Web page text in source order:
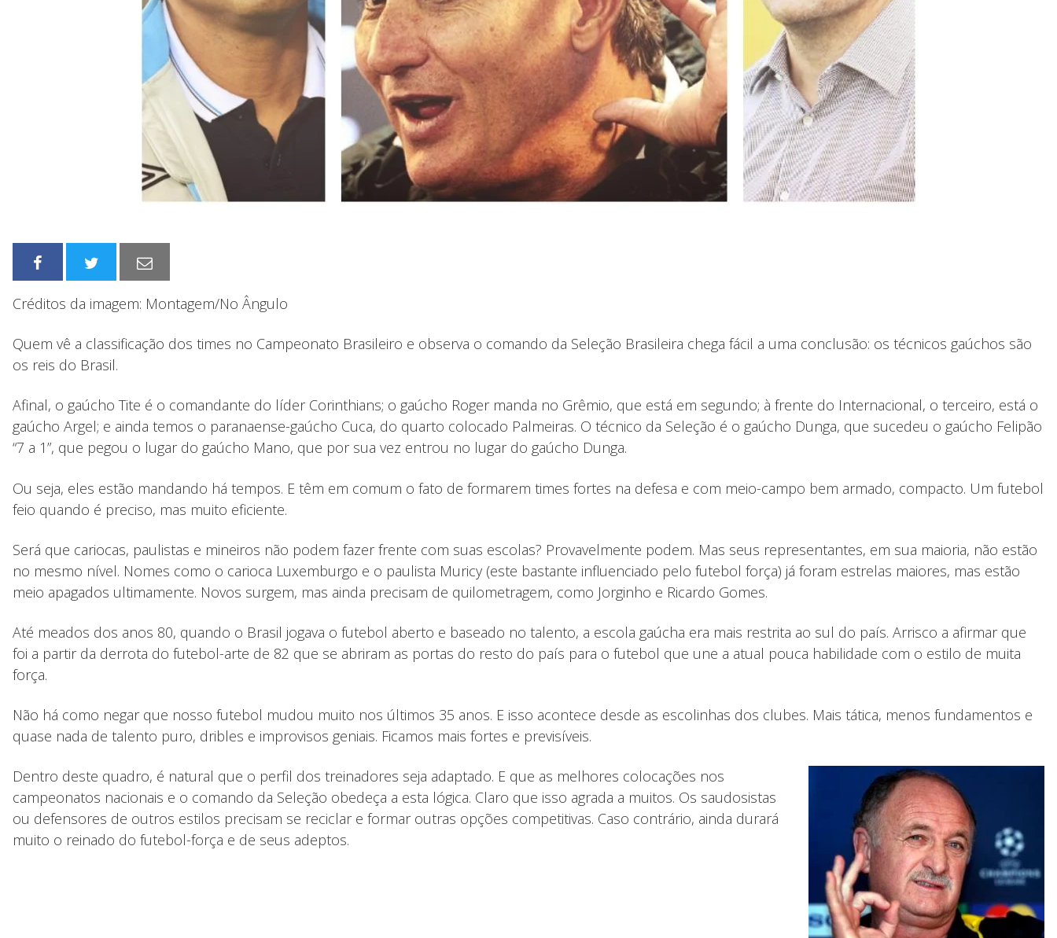
Créditos da imagem: Montagem/No Ângulo
Quem vê a classificação dos times no Campeonato Brasileiro e observa o comando da Seleção Brasileira chega fácil a uma conclusão: os técnicos gaúchos são
os reis do Brasil.
Afinal, o gaúcho Tite é o comandante do líder Corinthians; o gaúcho Roger manda no Grêmio, que está em segundo; à frente do Internacional, o terceiro, está o
gaúcho Argel; e ainda temos o paranaense-gaúcho Cuca, do quarto colocado Palmeiras. O técnico da Seleção é o gaúcho Dunga, que sucedeu o gaúcho Felipão
“7 a 1”, que pegou o lugar do gaúcho Mano, que por sua vez entrou no lugar do gaúcho Dunga.
Ou seja, eles estão mandando há tempos. E têm em comum o fato de formarem times fortes na defesa e com meio-campo bem armado, compacto. Um futebol
feio quando é preciso, mas muito eficiente.
Será que cariocas, paulistas e mineiros não podem fazer frente com suas escolas? Provavelmente podem. Mas seus representantes, em sua maioria, não estão
no mesmo nível. Nomes como o carioca Luxemburgo e o paulista Muricy (este bastante influenciado pelo futebol força) já foram estrelas maiores, mas estão
meio apagados ultimamente. Novos surgem, mas ainda precisam de quilometragem, como Jorginho e Ricardo Gomes.
Até meados dos anos 80, quando o Brasil jogava o futebol aberto e baseado no talento, a escola gaúcha era mais restrita ao sul do país. Arrisco a afirmar que
foi a partir da derrota do futebol-arte de 82 que se abriram as portas do resto do país para o futebol que une a atual pouca habilidade com o estilo de muita
força.
Não há como negar que nosso futebol mudou muito nos últimos 35 anos. E isso acontece desde as escolinhas dos clubes. Mais tática, menos fundamentos e
quase nada de talento puro, dribles e improvisos geniais. Ficamos mais fortes e previsíveis.
Dentro deste quadro, é natural que o perfil dos treinadores seja adaptado. E que as melhores colocações nos
campeonatos nacionais e o comando da Seleção obedeça a esta lógica. Claro que isso agrada a muitos. Os saudosistas
ou defensores de outros estilos precisam se reciclar e formar outras opções competitivas. Caso contrário, ainda durará
muito o reinado do futebol-força e de seus adeptos.